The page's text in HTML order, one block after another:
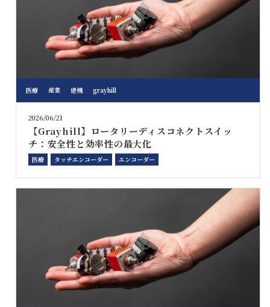
医療 産業 建機 grayhill
2026/06/21
【Grayhill】ロータリーディスコネクトスイッ
チ：安全性と効率性の最大化
医療 タッチエンコーダー エンコーダー